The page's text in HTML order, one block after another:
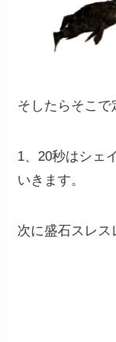
そしたらそこで
1、20秒はシェ
いきます。
次に盛石スレス